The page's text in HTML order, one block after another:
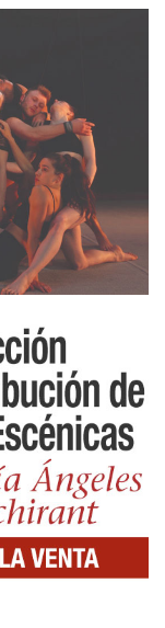
por teatros,
tampoco
una mínima
o no han
para
con
su
iniciativas
ha
exquisita y
municipales
y, no
especie de
que objetar
apuesta de
Concejalía de